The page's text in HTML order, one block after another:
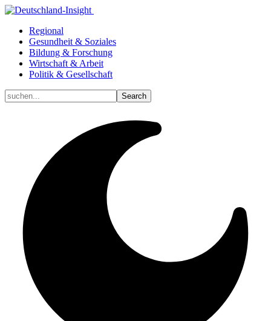
Regional
Gesundheit & Soziales
Bildung & Forschung
Wirtschaft & Arbeit
Politik & Gesellschaft